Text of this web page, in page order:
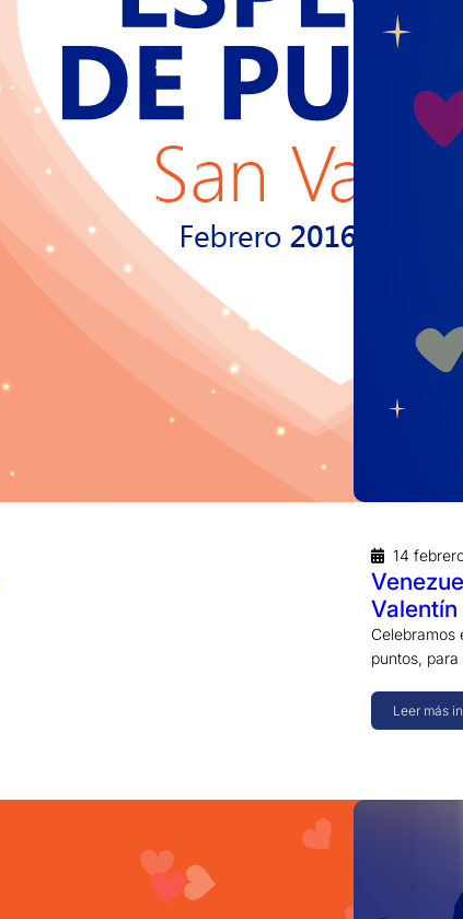
14
Valentín
Celebramos
puntos,
Leer más